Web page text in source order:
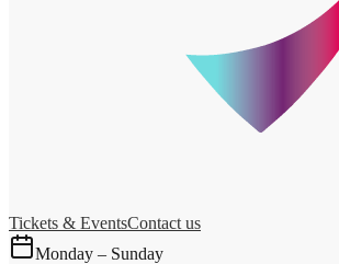
Tickets & EventsContact us
Monday – Sunday